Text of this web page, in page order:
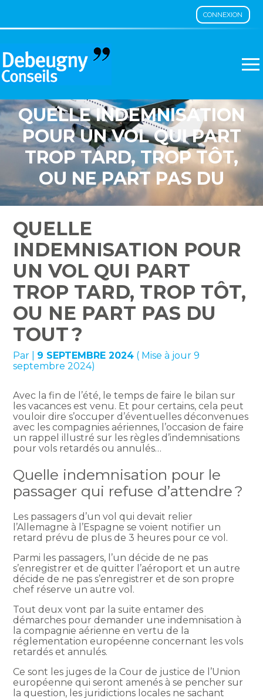
CONNEXION
Aller
au
QUELLE INDEMNISATION
POUR UN VOL QUI PART
TROP TARD, TROP TÔT,
OU NE PART PAS DU
TOUT ?
QUELLE
INDEMNISATION POUR
UN VOL QUI PART
TROP TARD, TROP TÔT,
OU NE PART PAS DU
TOUT ?
Par 9 SEPTEMBRE 2024 ( Mise à jour 9
septembre 2024)
Avec la fin de l’été, le temps de faire le bilan sur
les vacances est venu. Et pour certains, cela peut
vouloir dire s’occuper d’éventuelles déconvenues
avec les compagnies aériennes, l’occasion de faire
un rappel illustré sur les règles d’indemnisations
pour vols retardés ou annulés…
Quelle indemnisation pour le
passager qui refuse d’attendre ?
Les passagers d’un vol qui devait relier
l’Allemagne à l’Espagne se voient notifier un
retard prévu de plus de 3 heures pour ce vol.
Parmi les passagers, l’un décide de ne pas
s’enregistrer et de quitter l’aéroport et un autre
décide de ne pas s’enregistrer et de son propre
chef réserve un autre vol.
Tout deux vont par la suite entamer des
démarches pour demander une indemnisation à
la compagnie aérienne en vertu de la
réglementation européenne concernant les vols
retardés et annulés.
Ce sont les juges de la Cour de justice de l’Union
européenne qui seront amenés à se pencher sur
la question, les juridictions locales ne sachant